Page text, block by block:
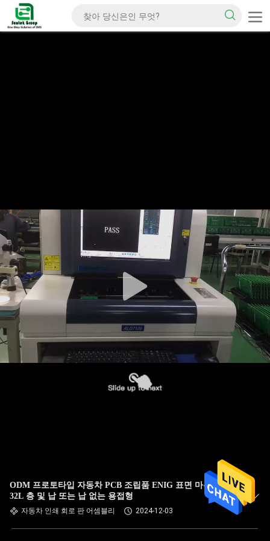
ODM 프로토타입 자동차 PCB 조립품 ENIG 표면 마무리 1L-
32L 층 및 납 또는 납 없는 용접형
자동차 인쇄 회로 판 어셈블리 2024-12-03